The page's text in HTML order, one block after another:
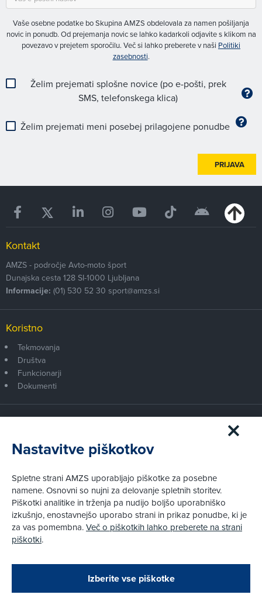
Zapri
Podarjamo vam 10 €!
Obstoječi in novi AMZS člani, ki boste v AMZS
Vaše osebne podatke bo Skupina AMZS obdelovala za namen pošiljanja
novic in ponudb. Od prejemanja novic se lahko kadarkoli odjavite s klikom na
povezavo v prejetem sporočilu. Več si lahko preberete v naši Politiki
zasebnosti.
Želim prejemati splošne novice (po e-pošti, prek
SMS, telefonskega klica)
Želim prejemati meni posebej prilagojene ponudbe
PRIJAVA
Kontakt
AMZS - področje Avto-moto šport
Dunajska cesta 128 SI-1000 Ljubljana
Informacije: (01) 530 52 30 sport@amzs.si
Koristno
Tekmovanja
Društva
Funkcionarji
Dokumenti
Postanite član AMZS
Zakaj (p)ostati član?
Kako vam pomagamo
Pravni vidiki
Piškotki
Pravno obvestilo
Nastavitve piškotkov
Spletne strani AMZS uporabljajo piškotke za posebne
namene. Osnovni so nujni za delovanje spletnih storitev.
Piškotki analitike in trženja pa nudijo boljšo uporabniško
izkušnjo, enostavnejšo uporabo strani in prikaz ponudbe, ki je
za vas pomembna.Več o piškotkih lahko preberete na strani
piškotki.
Izberite vse piškotke